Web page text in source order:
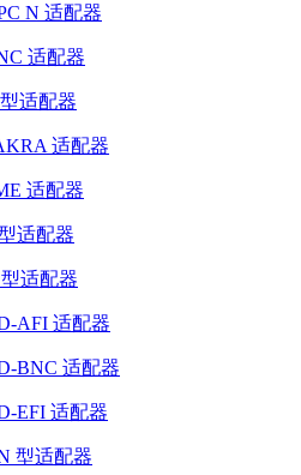
N 适配器
适配器
适配器
适配器
适配器
适配器
适配器
AFI 适配器
BNC 适配器
EFI 适配器
型适配器